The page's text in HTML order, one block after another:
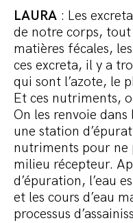
LAURA : Les
de notre corps, tout
matières fécales,
ces excreta, il y a
qui sont l’azote, le
Et ces nutriments,
On les renvoie dans
une station
nutriments pour ne
milieu récepteur.
d’épuration, l’eau
et les cours d’eau
processus